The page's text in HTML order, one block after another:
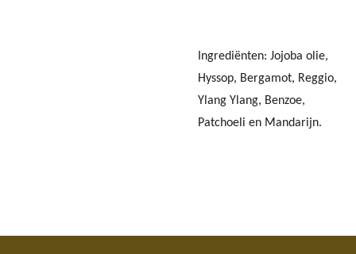
Ingrediënten: Jojoba olie,
Hyssop, Bergamot, Reggio,
Ylang Ylang, Benzoe,
Patchoeli en Mandarijn.